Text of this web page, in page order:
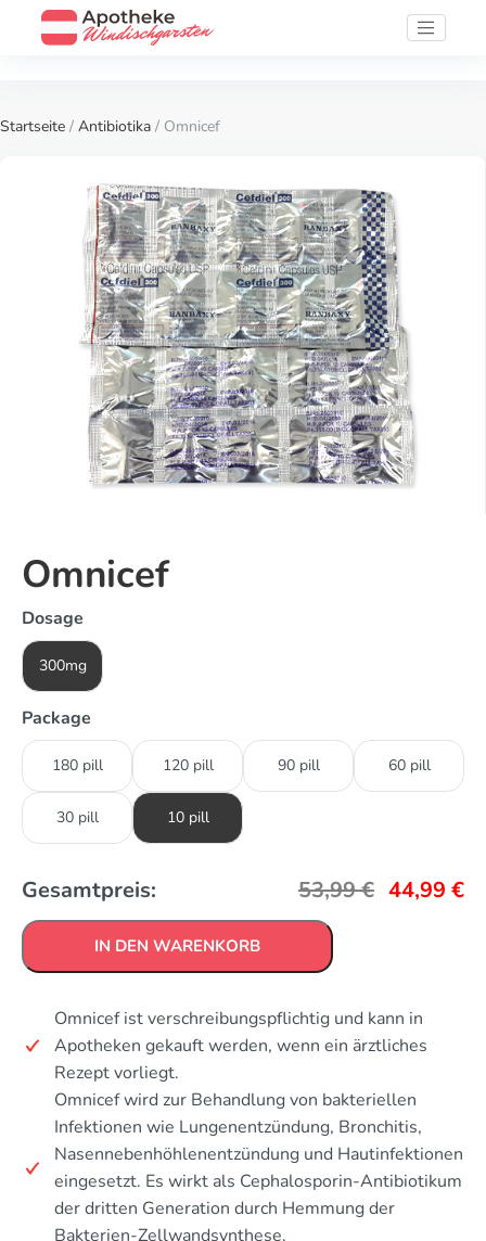
Startseite / Antibiotika / Omnicef
Omnicef
Dosage
300mg
Package
180 pill 120 pill 90 pill 60 pill
30 pill 10 pill
Gesamtpreis: 53,99€ 44,99 €
IN DEN WARENKORB
Omnicef ist verschreibungspflichtig und kann in
Apotheken gekauft werden, wenn ein ärztliches
Rezept vorliegt.
Omnicef wird zur Behandlung von bakteriellen
Infektionen wie Lungenentzündung, Bronchitis,
Nasennebenhöhlenentzündung und Hautinfektionen
eingesetzt. Es wirkt als Cephalosporin-Antibiotikum
der dritten Generation durch Hemmung der
Bakterien-Zellwandsynthese.